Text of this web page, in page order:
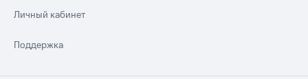
Личный кабинет
Поддержка